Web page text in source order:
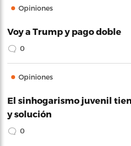
Opiniones
Voy a Trump y pago doble
0
Opiniones
El sinhogarismo juvenil
y solución
0